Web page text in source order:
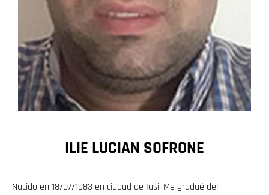
ILIE LUCIAN SOFRONE
Nacido en 18/07/1983 en ciudad de Iasi. Me gradué del